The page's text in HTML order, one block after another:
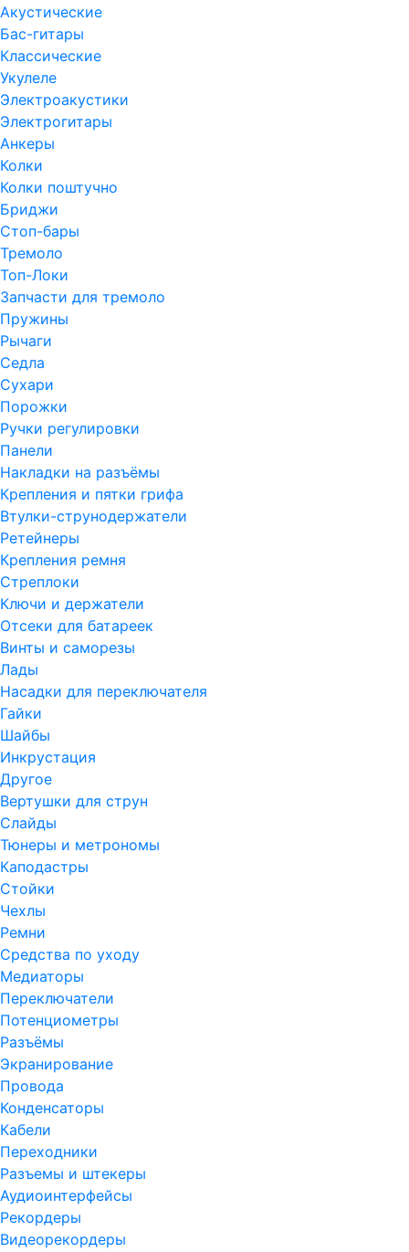
Акустические
Бас-гитары
Классические
Укулеле
Электроакустики
Электрогитары
Анкеры
Колки
Колки поштучно
Бриджи
Стоп-бары
Тремоло
Топ-Локи
Запчасти для тремоло
Пружины
Рычаги
Седла
Сухари
Порожки
Ручки регулировки
Панели
Накладки на разъёмы
Крепления и пятки грифа
Втулки-струнодержатели
Ретейнеры
Крепления ремня
Стреплоки
Ключи и держатели
Отсеки для батареек
Винты и саморезы
Лады
Насадки для переключателя
Гайки
Шайбы
Инкрустация
Другое
Вертушки для струн
Слайды
Тюнеры и метрономы
Каподастры
Стойки
Чехлы
Ремни
Средства по уходу
Медиаторы
Переключатели
Потенциометры
Разъёмы
Экранирование
Провода
Конденсаторы
Кабели
Переходники
Разъемы и штекеры
Аудиоинтерфейсы
Рекордеры
Видеорекордеры